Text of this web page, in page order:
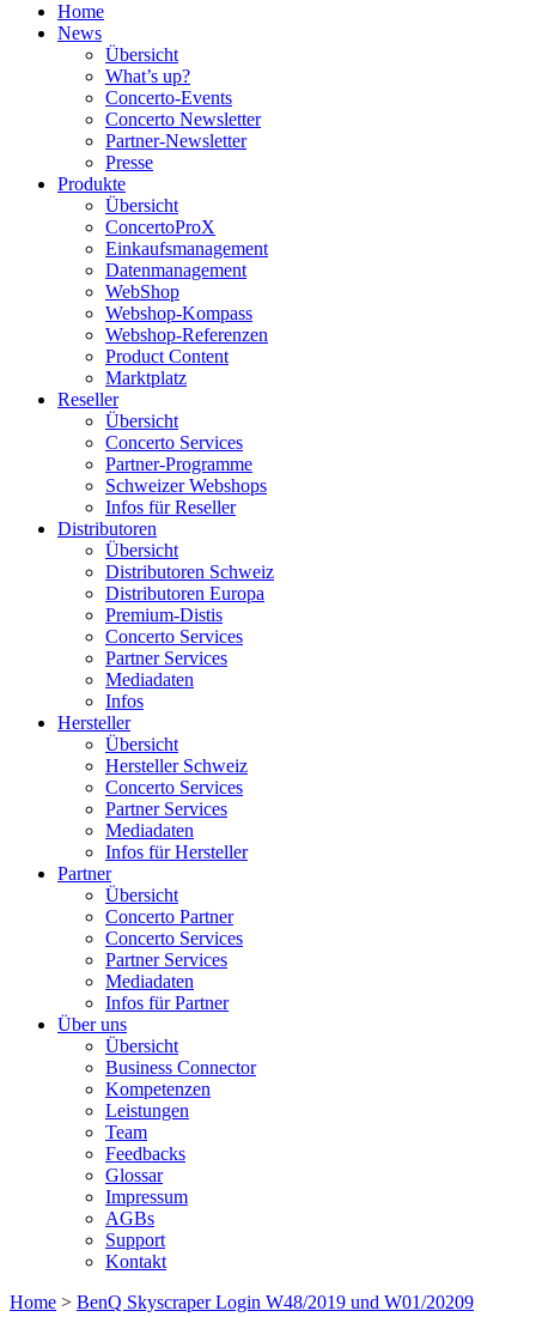
Home
News
Übersicht
What’s up?
Concerto-Events
Concerto Newsletter
Partner-Newsletter
Presse
Produkte
Übersicht
ConcertoProX
Einkaufsmanagement
Datenmanagement
WebShop
Webshop-Kompass
Webshop-Referenzen
Product Content
Marktplatz
Reseller
Übersicht
Concerto Services
Partner-Programme
Schweizer Webshops
Infos für Reseller
Distributoren
Übersicht
Distributoren Schweiz
Distributoren Europa
Premium-Distis
Concerto Services
Partner Services
Mediadaten
Infos
Hersteller
Übersicht
Hersteller Schweiz
Concerto Services
Partner Services
Mediadaten
Infos für Hersteller
Partner
Übersicht
Concerto Partner
Concerto Services
Partner Services
Mediadaten
Infos für Partner
Über uns
Übersicht
Business Connector
Kompetenzen
Leistungen
Team
Feedbacks
Glossar
Impressum
AGBs
Support
Kontakt
Home > BenQ Skyscraper Login W48/2019 und W01/20209